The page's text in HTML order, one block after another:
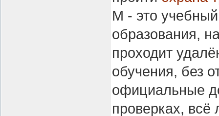
М - это
образования,
проходит
обучения, без
официальные
проверках,